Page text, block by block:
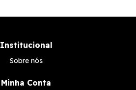
Institucional
Sobre nós
Minha Conta